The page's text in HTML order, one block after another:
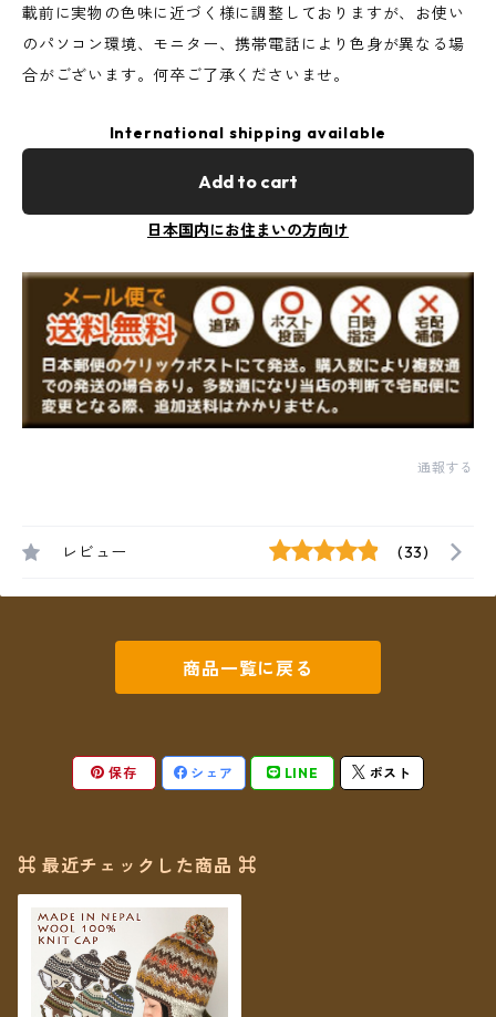
載前に実物の色味に近づく様に調整しておりますが、お使い
のパソコン環境、モニター、携帯電話により色身が異なる場
合がございます。何卒ご了承くださいませ。
International shipping available
Add to cart
日本国内にお住まいの方向け
通報する
レビュー (33)
商品一覧に戻る
保存 シェア LINE ポスト
⌘ 最近チェックした商品 ⌘